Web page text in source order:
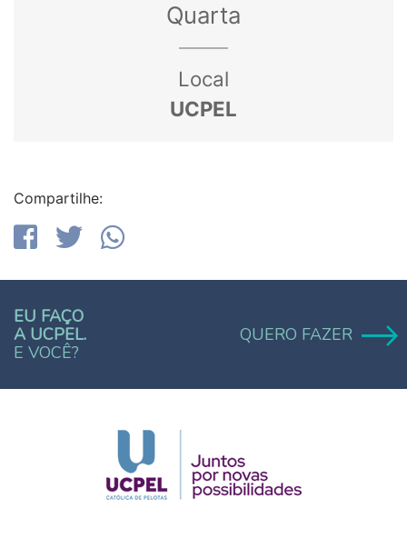
Quarta
Local
UCPEL
Compartilhe:
EU FAÇO
A UCPEL.
E VOCÊ?
QUERO FAZER